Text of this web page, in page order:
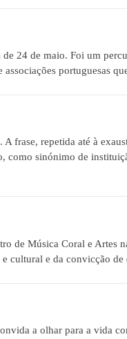
24 de maio. Foi um
portuguesas
frase, repetida até à
como sinónimo de
de Música Coral e Artes
e da convicção de
a olhar para a vida